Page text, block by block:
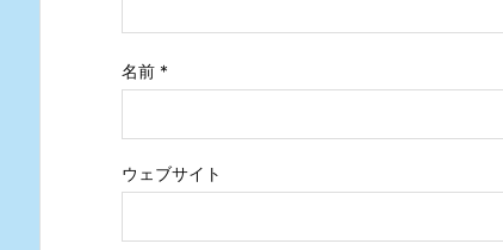
名前 *
ウェブサイト